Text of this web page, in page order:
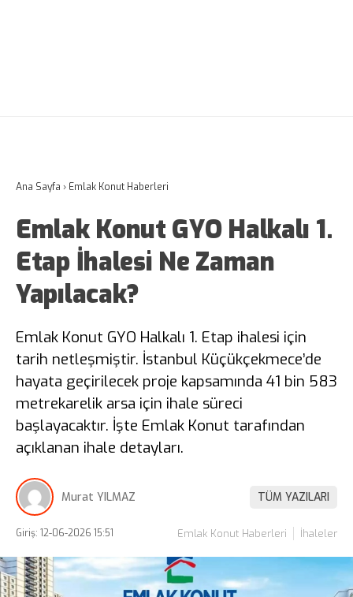
Ana Sayfa › Emlak Konut Haberleri
Emlak Konut GYO Halkalı 1.
Etap İhalesi Ne Zaman
Yapılacak?
Emlak Konut GYO Halkalı 1. Etap ihalesi için
tarih netleşmiştir. İstanbul Küçükçekmece’de
hayata geçirilecek proje kapsamında 41 bin 583
metrekarelik arsa için ihale süreci
başlayacaktır. İşte Emlak Konut tarafından
açıklanan ihale detayları.
Murat YILMAZ TÜM YAZILARI
Giriş: 12-06-2026 15:51 Emlak Konut Haberleri İhaleler